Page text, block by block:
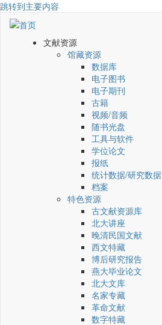
跳转到主要内容
文献资源
馆藏资源
数据库
电子图书
电子期刊
古籍
视频/音频
随书光盘
工具与软件
学位论文
报纸
统计数据/研究数据
档案
特色资源
古文献资源库
北大讲座
晚清民国文献
西文特藏
博后研究报告
燕大毕业论文
北大文库
名家专藏
革命文献
数字特藏